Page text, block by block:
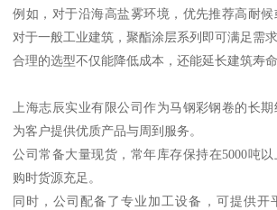
例如，对于沿海高盐雾环境，优先推荐高耐
对于一般工业建筑，聚酯涂层系列即可满足需求
合理的选型不仅能降低成本，还能延长建筑寿命
上海志辰实业有限公司作为马钢彩钢卷的长
为客户提供优质产品与周到服务。
公司常备大量现货，常年库存保持在5000吨
购时货源充足。
同时，公司配备了专业加工设备，可提供开